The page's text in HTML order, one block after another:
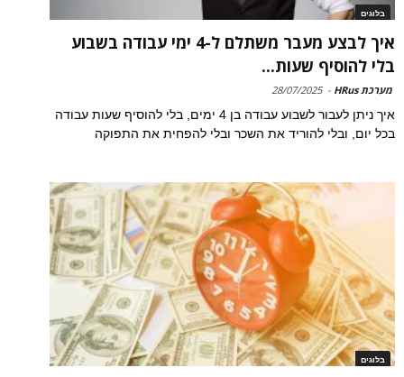
בלוגים
איך לבצע מעבר משתלם ל-4 ימי עבודה בשבוע
בלי להוסיף שעות...
מערכת HRus -
28/07/2025
איך ניתן לעבור לשבוע עבודה בן 4 ימים, בלי להוסיף שעות עבודה
בכל יום, ובלי להוריד את השכר ובלי להפחית את התפוקה
בלוגים